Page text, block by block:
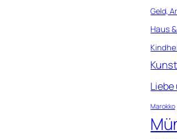
Geld,
Haus
Liebe
Marokko